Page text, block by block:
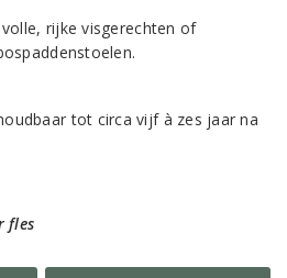
rijke visgerechten of
tot circa vijf à zes jaar na
fles